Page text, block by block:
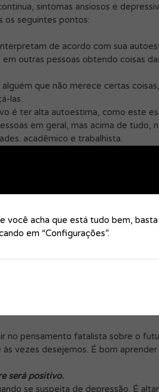
sintomas ansiosos e
os seguintes pontos:
de acordo com sua
outras pessoas obtendo coisas
que não merece certas
las.
é ter alta autoestima, como este
em geral, mas acima de tudo,
acadêmico e trabalhista.
é a consideração que ela tem
de outros estudos que foram
humana.
a partir da interação
outra. O eu evoluí através de
coisas, mas ...
a vida inteira. Certamente
racional, fazendo todo o possível
interesse na vida
de focar sua atenção nos
no pensamento fatalista sobre o
vezes desejemos. É bom
será positivo.
se suspeita de depressão. É
você acha que está tudo bem,
em “Configurações”.